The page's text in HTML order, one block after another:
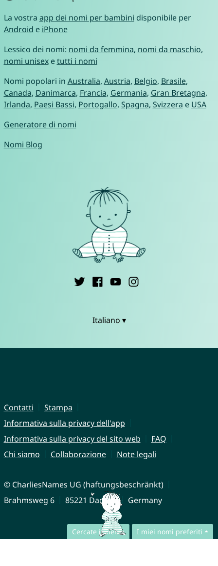
Cercate insieme I miei nomi preferiti
La vostra app dei nomi per bambini disponibile per
Android e iPhone
Lessico dei nomi: nomi da femmina, nomi da maschio,
nomi unisexetutti i nomi
Nomi popolari in Australia, Austria, Belgio, Brasile,
Canada, Danimarca, Francia, Germania, Gran Bretagna,
Irlanda, Paesi Bassi, Portogallo, Spagna, Svizzera e USA
Generatore di nomi
Nomi Blog
Italiano ▾
Contatti
Stampa
Informativa sulla privacy dell'app
Informativa sulla privacy del sito web
FAQ
Chi siamo
Collaborazione Note legali
© CharliesNames UG (haftungsbeschränkt)
Brahmsweg 6
85221 Dachau Germany